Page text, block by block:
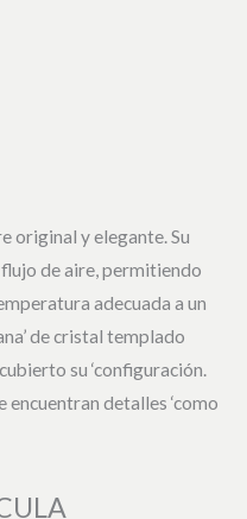
original y elegante. Su
de aire, permitiendo
adecuada a un
de cristal templado
su ‘configuración.
encuentran detalles ‘como